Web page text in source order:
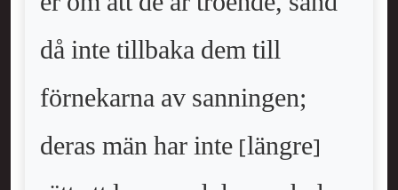
då inte tillbaka dem till
förnekarna av sanningen;
deras män har inte [längre]